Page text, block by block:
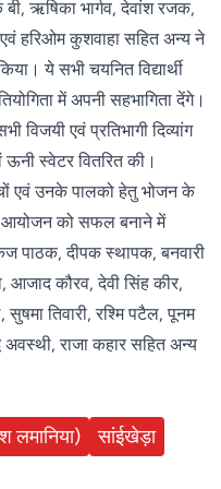
ऋषिका भार्गव, देवांश रजक,
एवं हरिओम कुशवाहा सहित अन्य ने
ये सभी चयनित विद्यार्थी
में अपनी सहभागिता देंगे।
विजयी एवं प्रतिभागी दिव्यांग
स्वेटर वितरित की।
एवं उनके पालको हेतु भोजन के
आयोजन को सफल बनाने में
पाठक, दीपक स्थापक, बनवारी
आजाद कौरव, देवी सिंह कीर,
तिवारी, रश्मि पटैल, पूनम
अवस्थी, राजा कहार सहित अन्य
लमानिया) सांईखेड़ा